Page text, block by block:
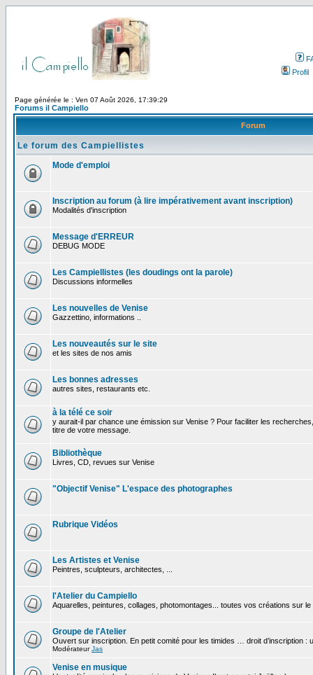
Profil
Page générée le : Ven 07 Août 2026, 17:39:29
Forums il Campiello
Forum
Le forum des Campiellistes
Mode d'emploi
Inscription au forum (à lire impérativement avant inscription)
Modalités d'inscription
Message d'ERREUR
DEBUG MODE
Les Campiellistes (les doudings ont la parole)
Discussions informelles
Les nouvelles de Venise
Gazzettino, informations ..
Les nouveautés sur le site
et les sites de nos amis
Les bonnes adresses
autres sites, restaurants etc.
à la télé ce soir
y aurait-il par chance une émission sur Venise ? Pour faciliter les
titre de votre message.
Bibliothèque
Livres, CD, revues sur Venise
"Objectif Venise" L'espace des photographes
Rubrique Vidéos
Les Artistes et Venise
Peintres, sculpteurs, architectes, ...
l'Atelier du Campiello
Aquarelles, peintures, collages, photomontages... toutes vos créations sur le
Groupe de l'Atelier
Ouvert sur inscription. En petit comité pour les timides … droit d’inscription :
ModérateurJas
Venise en musique